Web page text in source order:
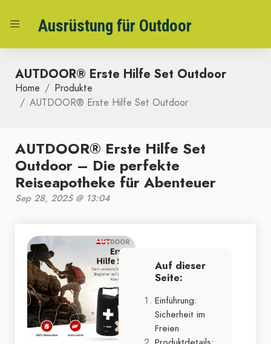
Ausrüstung für Outdoor
AUTDOOR® Erste Hilfe Set Outdoor
Home
Produkte
AUTDOOR® Erste Hilfe Set Outdoor
AUTDOOR® Erste Hilfe Set
Outdoor – Die perfekte
Reiseapotheke für Abenteuer
Sep 28, 2025 @ 13:04
Auf dieser
Seite:
Einführung:
Sicherheit im
Freien